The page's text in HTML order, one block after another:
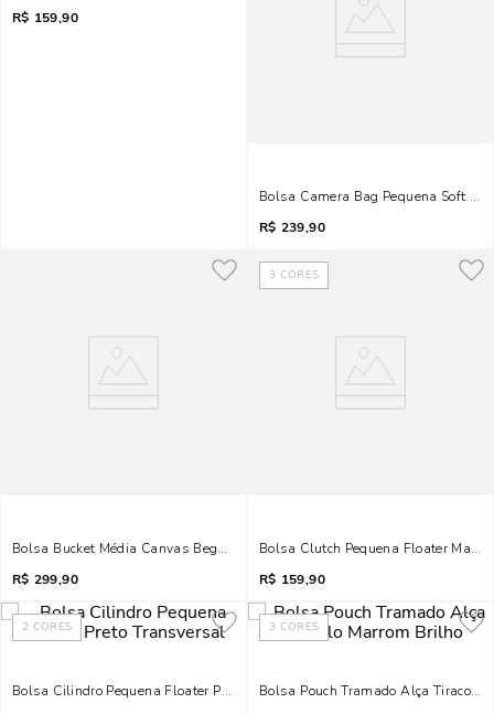
R$ 159,90
Bolsa Camera Bag Pequena Soft
R$ 239,90
Bolsa Bucket Média Canvas Bege Transversal
R$ 299,90
3 CORES
Bolsa Clutch Pequena Floater
R$ 159,90
2 CORES
Bolsa Cilindro Pequena Floater Preto Transversal
3 CORES
Bolsa Pouch Tramado Alça Tiracolo